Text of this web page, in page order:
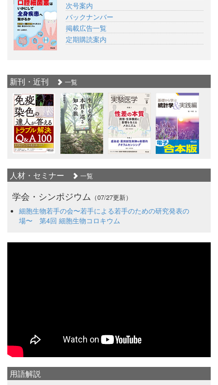
次号案内
バックナンバー
掲載広告一覧
定期購読案内
新刊・近刊 一覧
人材・セミナー 一覧
学会・シンポジウム （07/27更新）
細胞生物若手の会〜若手による若手のための研究発表の
場〜 第4回 細胞生物コロキウム
用語解説